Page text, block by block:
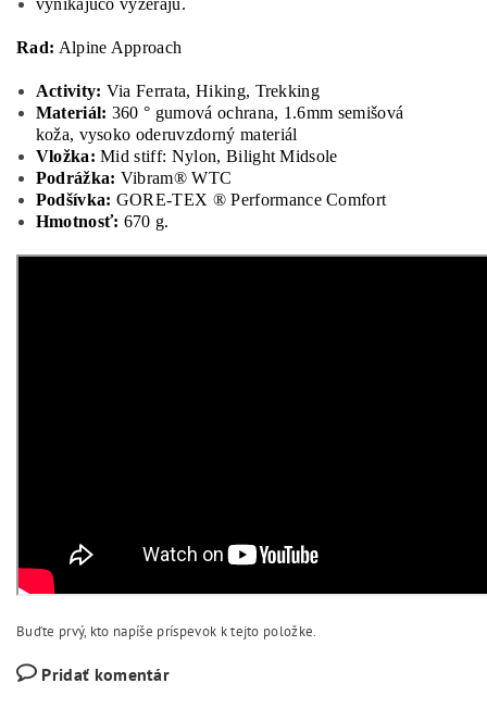
Rad: Alpine Approach
Activity: Via Ferrata, Hiking, Trekking
Materiál: 360 ° gumová ochrana, 1.6mm semišová
koža, vysoko oderuvzdorný materiál
Vložka: Mid stiff: Nylon, Bilight Midsole
Podrážka: Vibram® WTC
Podšívka: GORE-TEX ® Performance Comfort
Hmotnosť: 670 g.
Buďte prvý, kto napíše príspevok k tejto položke.
Pridať komentár